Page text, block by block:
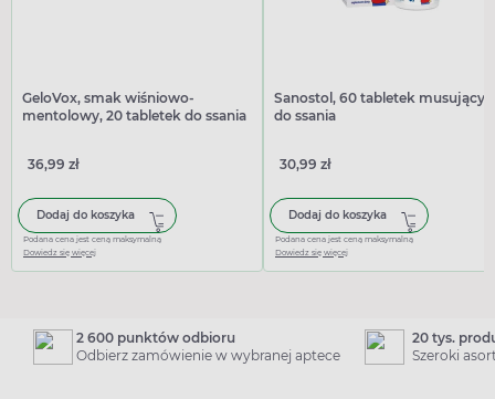
GeloVox, smak wiśniowo-
mentolowy, 20 tabletek do ssania
36,99 zł
Dodaj do koszyka
Podana cena jest ceną maksymalną
Dowiedz się więcej
Sanostol, 60 tabletek
do ssania
30,99 zł
Dodaj do koszyka
Podana cena jest ceną maksymalną
Dowiedz się więcej
2 600 punktów odbioru
Odbierz zamówienie w wybranej aptece
20 tys.
Szeroki